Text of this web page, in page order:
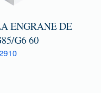
ENGRANE DE
G6 60